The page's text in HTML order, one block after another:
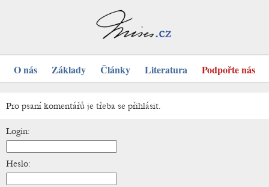
O nás Základy Články Literatura Podpořte nás
Pro psaní komentářů je třeba se přihlásit.
Login:
Heslo: